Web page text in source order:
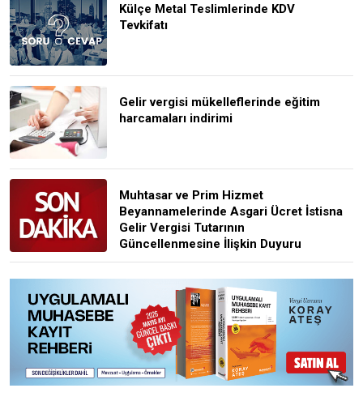
Külçe Metal Teslimlerinde KDV
Tevkifatı
Gelir vergisi mükelleflerinde eğitim
harcamaları indirimi
Muhtasar ve Prim Hizmet
Beyannamelerinde Asgari Ücret İstisna
Gelir Vergisi Tutarının
Güncellenmesine İlişkin Duyuru